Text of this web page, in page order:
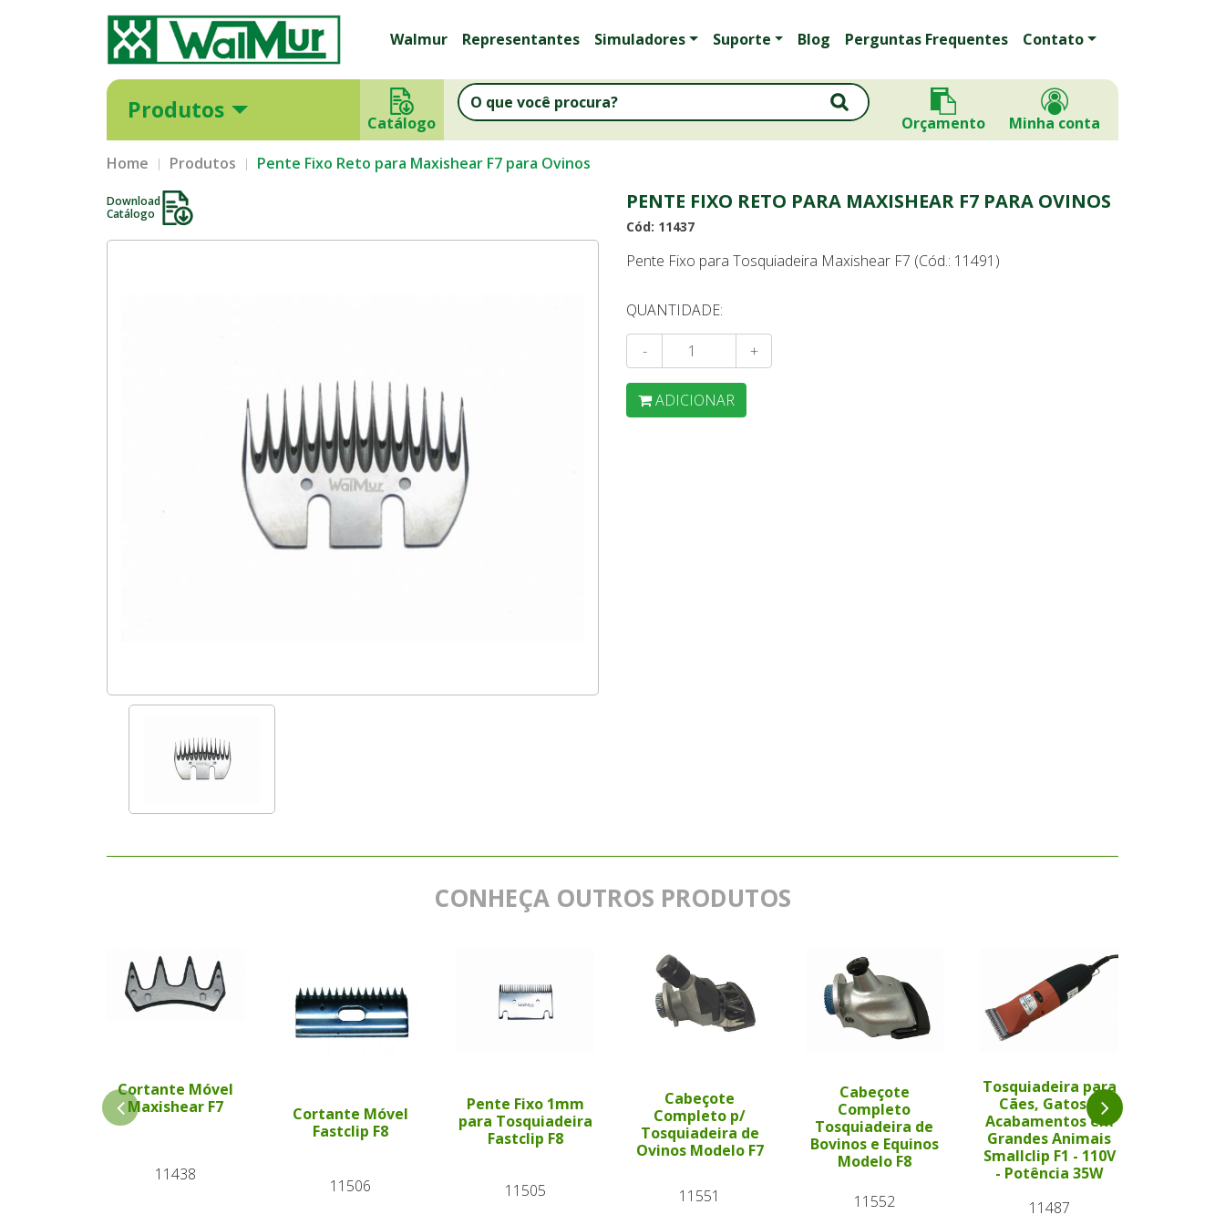
Walmur Representantes Simuladores Suporte Blog Perguntas Frequentes Contato
Produtos Catálogo Orçamento Minha conta
Home Produtos Pente Fixo Reto para Maxishear F7 para Ovinos
Download
Catálogo
PENTE FIXO RETO PARA MAXISHEAR F7 PARA OVINOS
Cód: 11437
Pente Fixo para Tosquiadeira Maxishear F7 (Cód.: 11491)
QUANTIDADE:
- +
ADICIONAR
CONHEÇA OUTROS PRODUTOS
Cortante Móvel
Maxishear F7
11438
Cortante Móvel
Fastclip F8
11506
Pente Fixo 1mm
para Tosquiadeira
Fastclip F8
11505
Cabeçote
Completo p/
Tosquiadeira de
Ovinos Modelo F7
11551
Cabeçote
Completo
Tosquiadeira de
Bovinos e Equinos
Modelo F8
11552
Tosquiadeira para
Cães, Gatos e
Acabamentos em
Grandes Animais
Smallclip F1 - 110V
- Potência 35W
11487